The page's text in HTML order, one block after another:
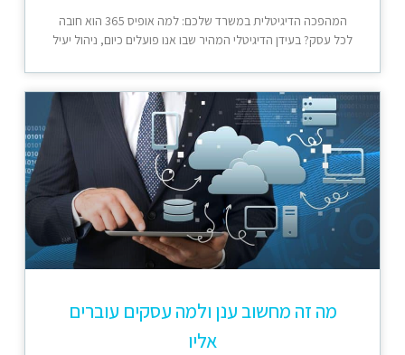
המהפכה הדיגיטלית במשרד שלכם: למה אופיס 365 הוא חובה
לכל עסק? בעידן הדיגיטלי המהיר שבו אנו פועלים כיום, ניהול יעיל
מה זה מחשוב ענן ולמה עסקים עוברים
אליו